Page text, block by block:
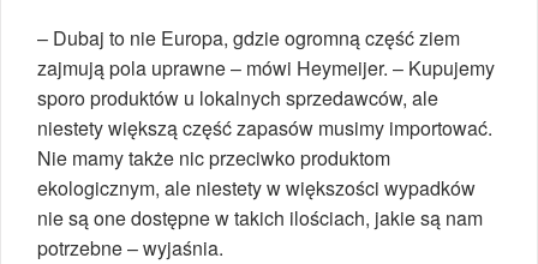
– Dubaj to nie Europa, gdzie ogromną część ziem
zajmują pola uprawne – mówi Heymeijer. – Kupujemy
sporo produktów u lokalnych sprzedawców, ale
niestety większą część zapasów musimy importować.
Nie mamy także nic przeciwko produktom
ekologicznym, ale niestety w większości wypadków
nie są one dostępne w takich ilościach, jakie są nam
potrzebne – wyjaśnia.